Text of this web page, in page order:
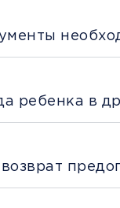
ребенка в